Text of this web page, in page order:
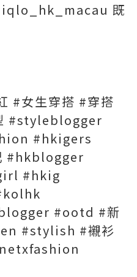
既
#女生穿搭 #穿搭
#styleblogger
#hkigers
#hkblogger
#hkig
#ootd #新
#stylish #襯衫